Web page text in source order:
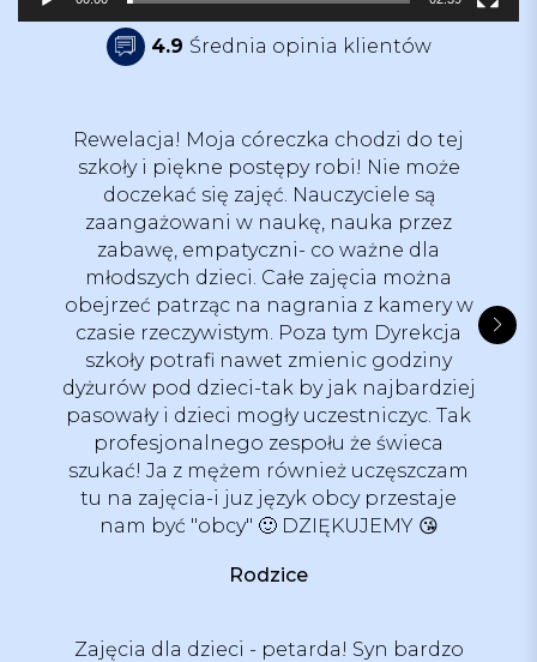
v
o
4.9 Średnia opinia klientów
Rewelacja! Moja córeczka chodzi do tej
szkoły i piękne postępy robi! Nie może
doczekać się zajęć. Nauczyciele są
zaangażowani w naukę, nauka przez
zabawę, empatyczni- co ważne dla
młodszych dzieci. Całe zajęcia można
obejrzeć patrząc na nagrania z kamery w
czasie rzeczywistym. Poza tym Dyrekcja
szkoły potrafi nawet zmienic godziny
dyżurów pod dzieci-tak by jak najbardziej
pasowały i dzieci mogły uczestniczyc. Tak
profesjonalnego zespołu że świeca
szukać! Ja z mężem również uczęszczam
tu na zajęcia-i juz język obcy przestaje
nam być "obcy" 🙂 DZIĘKUJEMY 😘
Rodzice
Zajęcia dla dzieci - petarda! Syn bardzo